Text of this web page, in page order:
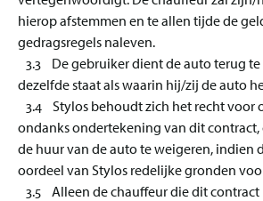
hierop afstemmen en te allen tijde de
gedragsregels naleven.
3.3 De gebruiker dient de auto terug
dezelfde staat als waarin hij/zij de auto
3.4 Stylos behoudt zich het recht voor
ondanks ondertekening van dit
de huur van de auto te weigeren, indien
oordeel van Stylos redelijke gronden
3.5 Alleen de chauffeur die dit